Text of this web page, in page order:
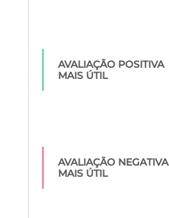
AVALIAÇÃO POSITIVA
MAIS ÚTIL
AVALIAÇÃO NEGATIVA
MAIS ÚTIL